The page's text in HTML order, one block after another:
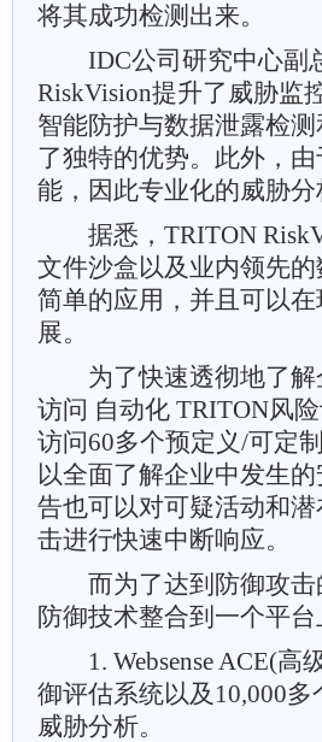
将其成功检测出来。
IDC公司研究中心副总
RiskVision提升了威胁监
智能防护与数据泄露检
了独特的优势。此外，
能，因此专业化的威胁
据悉，TRITON
文件沙盒以及业内领先
简单的应用，并且可以
展。
为了快速透彻地了解
访问 自动化 TRITON风
访问60多个预定义/可定
以全面了解企业中发生
告也可以对可疑活动和
击进行快速中断响应。
而为了达到防御攻击
防御技术整合到一个平台
1. Websense ACE(高
御评估系统以及10,000
威胁分析。